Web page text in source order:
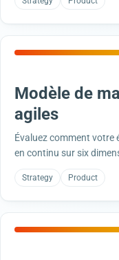
Modèle de
agiles
Évaluez comment votre
en continu sur six
Strategy Product